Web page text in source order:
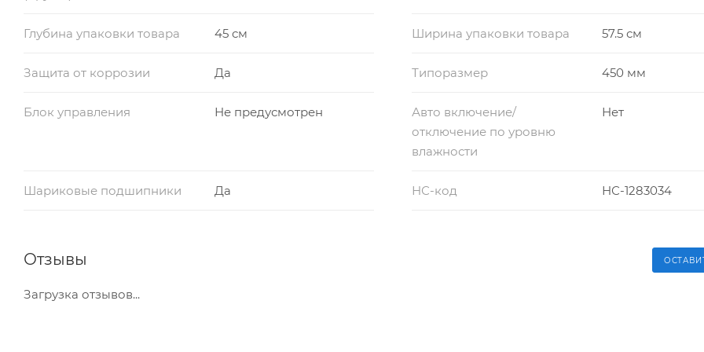
Глубина упаковки товара 45 см Ширина упаковки товара 57.5 см
Защита от коррозии Да Типоразмер 450 мм
Блок управления Не предусмотрен
Авто включение/
отключение по уровню
влажности
Нет
Шариковые подшипники Да НС-код НС-1283034
Отзывы
Загрузка отзывов...